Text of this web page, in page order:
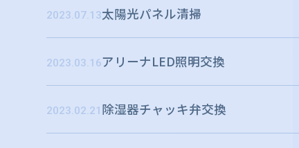
2023.07.13太陽光パネル清掃
2023.03.16アリーナLED照明交換
2023.02.21 除湿器チャッキ弁交換